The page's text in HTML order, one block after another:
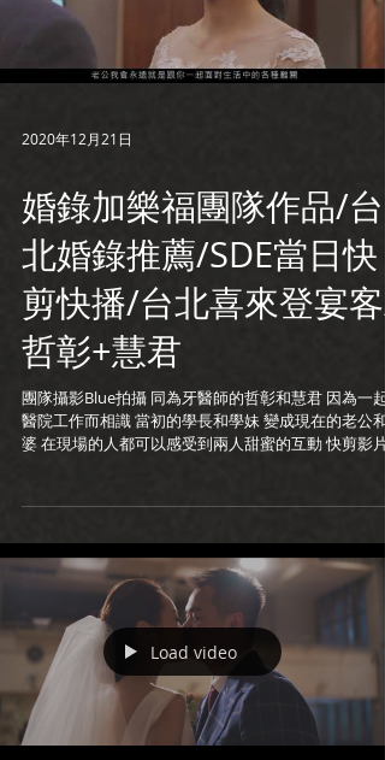
2020年12月21日
婚錄加樂福團隊作品/台
北婚錄推薦/SDE當日快
剪快播/台北喜來登宴客/
哲彰+慧君
團隊攝影Blue拍攝 同為牙醫師的哲彰和慧君 因為一起
醫院工作而相識 當初的學長和學妹 變成現在的老公和
婆 在現場的人都可以感受到兩人甜蜜的互動 快剪影片
Load video